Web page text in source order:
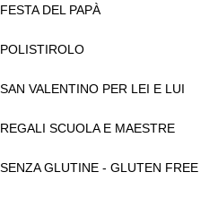
FESTA DEL PAPÀ
POLISTIROLO
SAN VALENTINO PER LEI E LUI
REGALI SCUOLA E MAESTRE
SENZA GLUTINE - GLUTEN FREE